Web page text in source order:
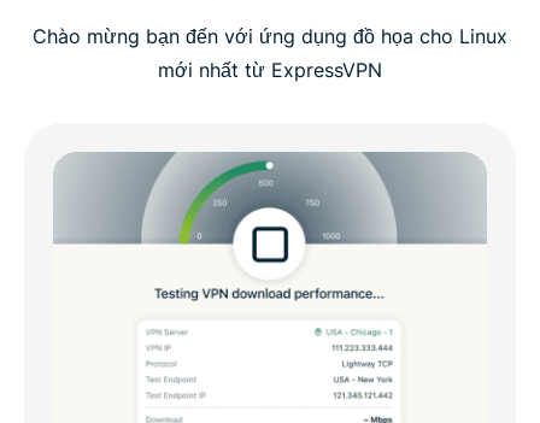
Chào mừng bạn đến với ứng dụng đồ họa cho Linux
mới nhất từ ExpressVPN